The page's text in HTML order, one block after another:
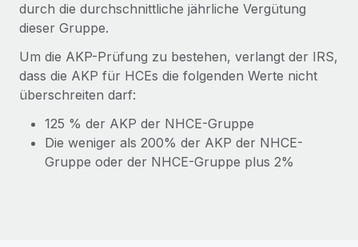
durch die durchschnittliche jährliche Vergütung
dieser Gruppe.
Um die AKP-Prüfung zu bestehen, verlangt der IRS,
dass die AKP für HCEs die folgenden Werte nicht
überschreiten darf:
125 % der AKP der NHCE-Gruppe
Die weniger als 200% der AKP der NHCE-
Gruppe oder der NHCE-Gruppe plus 2%